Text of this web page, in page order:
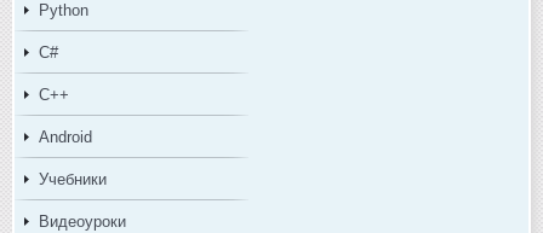
Python
C#
C++
Android
Учебники
Видеоуроки